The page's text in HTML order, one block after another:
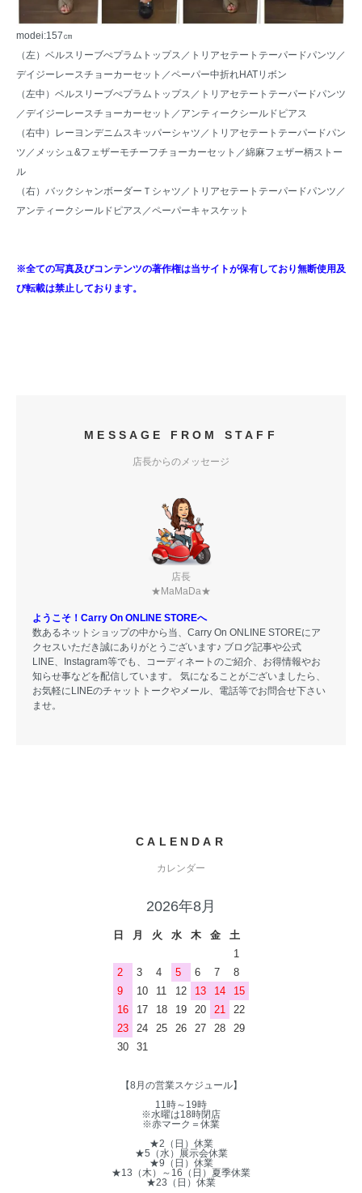
modei:157㎝
（左） ベルスリーブぺプラムトップス ／トリアセテートテーパードパンツ／
デイジーレースチョーカーセット ／ペーパー中折れHATリボン
（左中） ベルスリーブぺプラムトップス ／トリアセテートテーパードパンツ
／デイジーレースチョーカーセット ／ アンティークシールドピアス
（右中） レーヨンデニムスキッパーシャツ ／トリアセテートテーパードパン
ツ／ メッシュ&フェザーモチーフチョーカーセット ／綿麻フェザー柄ストー
ル
（右） バックシャンボーダーＴシャツ ／トリアセテートテーパードパンツ／
アンティークシールドピアス ／ペーパーキャスケット
※全ての写真及びコンテンツの著作権は当サイトが保有しており無断使用及
び転載は禁止しております。
MESSAGE FROM STAFF
店長からのメッセージ
店長
★MaMaDa★
ようこそ！Carry On ONLINE STOREへ
数あるネットショップの中から当、Carry On ONLINE STOREにア
クセスいただき誠にありがとうございます♪ ブログ記事や公式
LINE、Instagram等でも、コーディネートのご紹介、お得情報やお
知らせ事などを配信しています。 気になることがございましたら、
お気軽にLINEのチャットトークやメール、電話等でお問合せ下さい
ませ。
CALENDAR
カレンダー
2026年8月
日 月 火 水 木 金
土
1
2
3 4 5 6 7
8
9
10 11 12 13 14
15
16
17 18 19 20 21
22
23
24 25 26 27 28
29
30
31
【8月の営業スケジュール】
11時～19時
※水曜は18時閉店
※赤マーク＝休業
★2（日）休業
★5（水）展示会休業
★9（日）休業
★13（木）～16（日）夏季休業
★23（日）休業